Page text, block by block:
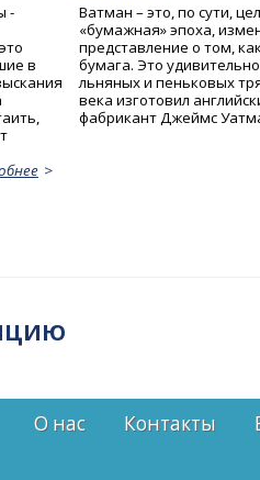
-
в
Ватман – это, по сути,
«бумажная» эпоха,
представление о том,
бумага. Это
льняных и пеньковых
века изготовил
фабрикант Джеймс
О нас Контакты